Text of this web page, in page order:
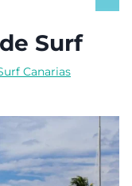
Surf
Canarias